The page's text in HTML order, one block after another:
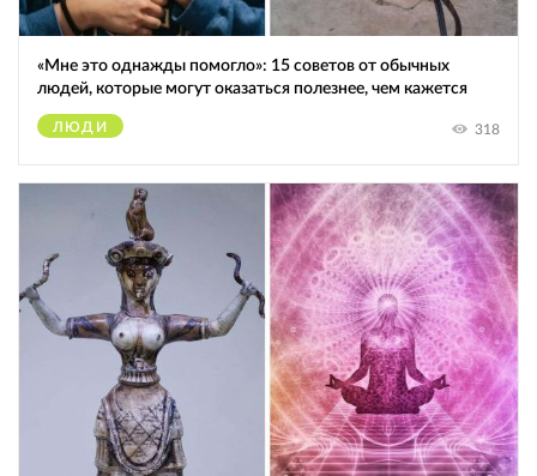
«Мне это однажды помогло»: 15 советов от обычных
людей, которые могут оказаться полезнее, чем кажется
ЛЮДИ 318